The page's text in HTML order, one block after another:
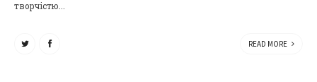
творчістю...
READ MORE